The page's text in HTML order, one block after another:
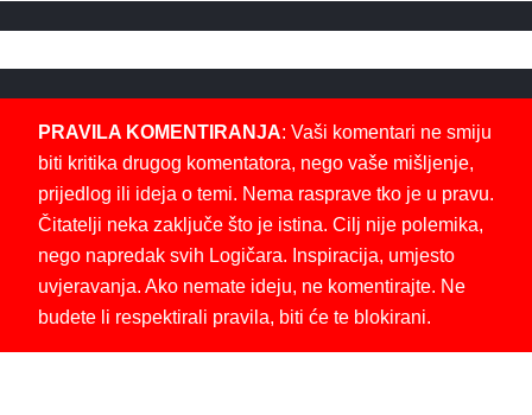
PRAVILA KOMENTIRANJA: Vaši komentari ne smiju
biti kritika drugog komentatora, nego vaše mišljenje,
prijedlog ili ideja o temi. Nema rasprave tko je u pravu.
Čitatelji neka zaključe što je istina. Cilj nije polemika,
nego napredak svih Logičara. Inspiracija, umjesto
uvjeravanja. Ako nemate ideju, ne komentirajte. Ne
budete li respektirali pravila, biti će te blokirani.